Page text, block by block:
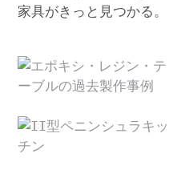
家具がきっと見つかる。